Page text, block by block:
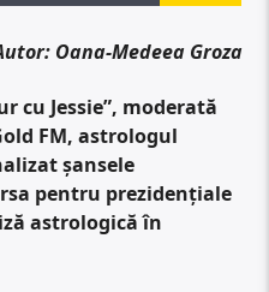
Oana-Medeea Groza
cu Jessie”, moderată
FM, astrologul
șansele
pentru prezidențiale
astrologică în